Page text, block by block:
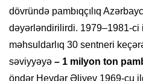
dövründə pambıqçılıq
dəyərləndirilirdi. 1979–1981-ci
məhsuldarlıq 30 sentneri
səviyyəyə – 1 milyon ton
öndər Heydər Əliyev 1969-cu